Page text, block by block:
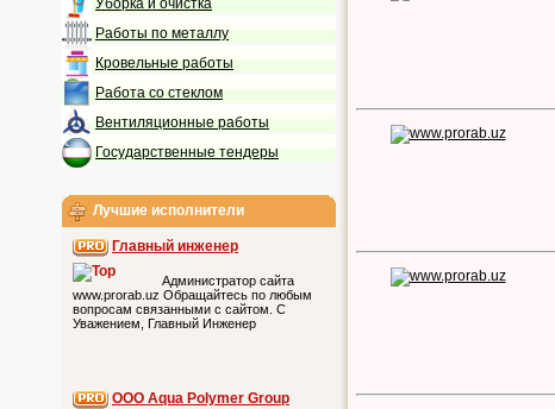
Работы по металлу
Кровельные работы
Работа со стеклом
Вентиляционные работы
Государственные тендеры
Лучшие исполнители
Главный инженер
Администратор сайта
www.prorab.uz Обращайтесь по любым
вопросам связанными с сайтом. С
Уважением, Главный Инженер
ООО Aqua Polymer Group